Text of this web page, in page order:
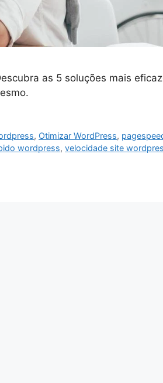
as 5 soluções mais
, Otimizar WordPress,
wordpress, velocidade site